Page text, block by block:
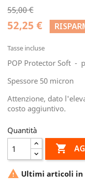
55,00 €
52,25 €
Tasse incluse
POP Protector Soft -
Spessore 50 micron
Attenzione, dato
costo aggiuntivo.
Quantità

 Ultimi articoli in